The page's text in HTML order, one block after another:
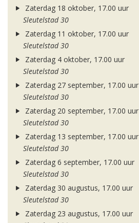
Zaterdag 18 oktober, 17.00 uur
Sleutelstad 30
Zaterdag 11 oktober, 17.00 uur
Sleutelstad 30
Zaterdag 4 oktober, 17.00 uur
Sleutelstad 30
Zaterdag 27 september, 17.00 uur
Sleutelstad 30
Zaterdag 20 september, 17.00 uur
Sleutelstad 30
Zaterdag 13 september, 17.00 uur
Sleutelstad 30
Zaterdag 6 september, 17.00 uur
Sleutelstad 30
Zaterdag 30 augustus, 17.00 uur
Sleutelstad 30
Zaterdag 23 augustus, 17.00 uur